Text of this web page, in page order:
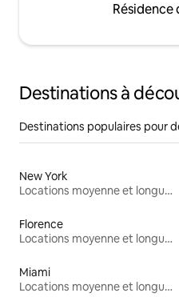
Résidence
Destinations à
Destinations populaires pour
New York
Locations moyenne et longue durée
Florence
Locations moyenne et longue durée
Miami
Locations moyenne et longue durée